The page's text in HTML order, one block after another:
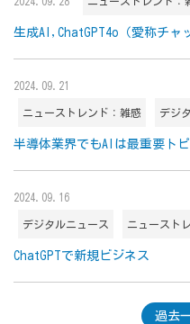
生成AI,ChatGPT4o（愛称チャ
2024.09.21
ニューストレンド：雑感 デジ
半導体業界でもAIは最重要トピ
2024.09.16
デジタルニュース ニュースト
ChatGPTで新規ビジネス
過去